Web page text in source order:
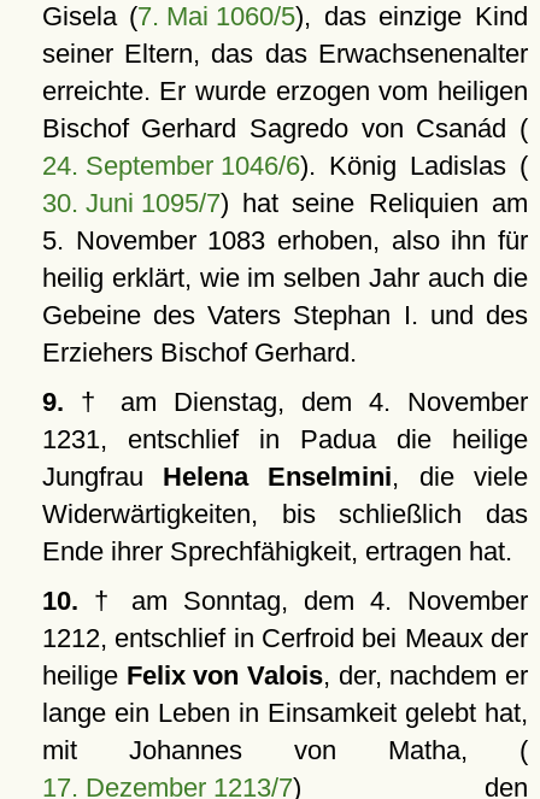
Gisela (7. Mai 1060/5), das einzige Kind
seiner Eltern, das das Erwachsenenalter
erreichte. Er wurde erzogen vom heiligen
Bischof Gerhard Sagredo von Csanád (
24. September 1046/6). König Ladislas (
30. Juni 1095/7) hat seine Reliquien am
5. November 1083 erhoben, also ihn für
heilig erklärt, wie im selben Jahr auch die
Gebeine des Vaters Stephan I. und des
Erziehers Bischof Gerhard.
9. † am Dienstag, dem 4. November
1231, entschlief in Padua die heilige
Jungfrau Helena Enselmini, die viele
Widerwärtigkeiten, bis schließlich das
Ende ihrer Sprechfähigkeit, ertragen hat.
10. † am Sonntag, dem 4. November
1212, entschlief in Cerfroid bei Meaux der
heilige Felix von Valois, der, nachdem er
lange ein Leben in Einsamkeit gelebt hat,
mit Johannes von Matha, (
17. Dezember 1213/7) den